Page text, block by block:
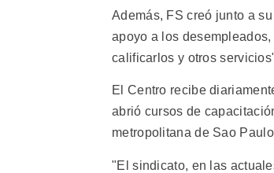
Además, FS creó junto a
apoyo a los
calificarlos y otros
El Centro recibe
abrió cursos de
metropolitana de Sao
"El sindicato, en las